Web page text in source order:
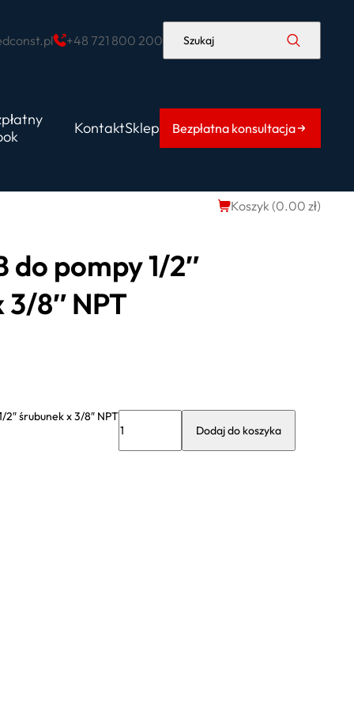
+48 721 800 200 Szukaj
KontaktSklep Bezpłatna konsultacja
Koszyk (0.00 zł)
do pompy 1/2″
3/8″ NPT
2″ śrubunek x 3/8″ NPT
Dodaj do koszyka